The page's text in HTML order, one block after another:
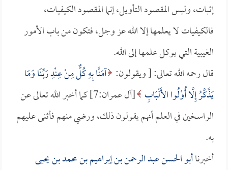
إثبات، وليس المقصود التأويل، إنما المقصود الكيفيات،
فالكيفيات لا يعلمها إلا الله عز وجل، فتكون من باب الأمور
الغيبية التي يوكل علمها إلى الله.
قال رحمه الله تعالى: [ ويقولون: آمَنَّا بِهِ كُلٌّ مِنْ عِنْدِ رَبِّنَا وَمَا
يَذَّكَّرُ إِلَّا أُوْلُوا الأَلْبَابِ
[آل عمران:7] كما أخبر الله تعالى عن
الراسخين في العلم أنهم يقولون ذلك، ورضي منهم فأثنى عليهم
به.
أخبرناأبو الحسن عبد الرحمن بن إبراهيم بن محمد بن يحيى